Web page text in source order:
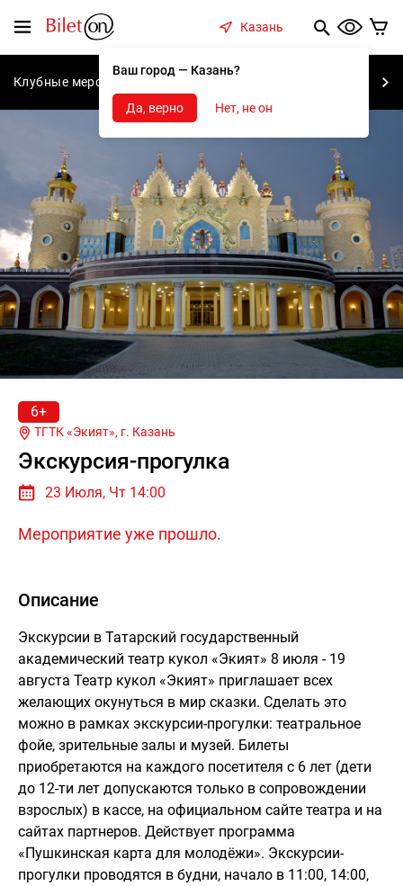
Меню
Казань
Ваш город — Казань?
Да, верно Нет, не он
Клубные мероприятия
6+
ТГТК «Экият», г. Казань
Экскурсия-прогулка
23 Июля, Чт 14:00
Мероприятие уже прошло.
Описание
Экскурсии в Татарский государственный
академический театр кукол «Экият» 8 июля - 19
августа Театр кукол «Экият» приглашает всех
желающих окунуться в мир сказки. Сделать это
можно в рамках экскурсии-прогулки: театральное
фойе, зрительные залы и музей. Билеты
приобретаются на каждого посетителя с 6 лет (дети
до 12-ти лет допускаются только в сопровождении
взрослых) в кассе, на официальном сайте театра и на
сайтах партнеров. Действует программа
«Пушкинская карта для молодёжи». Экскурсии-
прогулки проводятся в будни, начало в 11:00, 14:00,